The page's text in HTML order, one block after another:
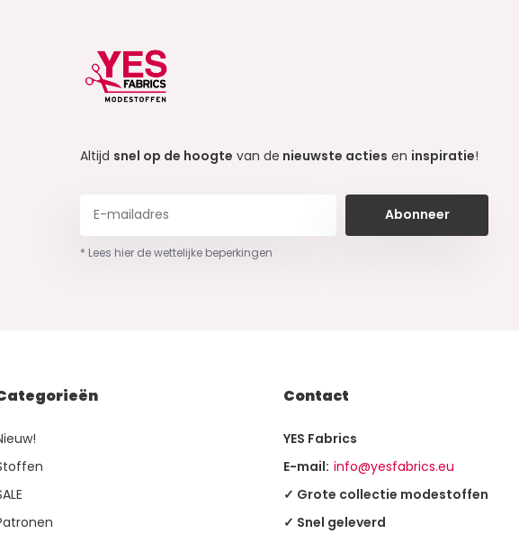
Altijd snel op de hoogte van de nieuwste acties en inspiratie!
Abonneer
* Lees hier de wettelijke beperkingen
Contact
YES Fabrics
E-mail: info@yesfabrics.eu
✓ Grote collectie modestoffen
✓ Snel geleverd